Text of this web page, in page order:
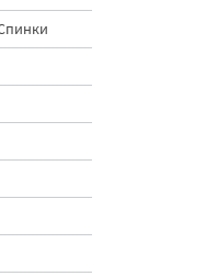
Пасхальный
Дизайн машинной